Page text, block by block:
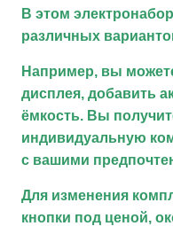
В этом
различных
Например, вы
дисплея, добавить
ёмкость. Вы
индивидуальную
с вашими
Для изменения
кнопки под ценой,